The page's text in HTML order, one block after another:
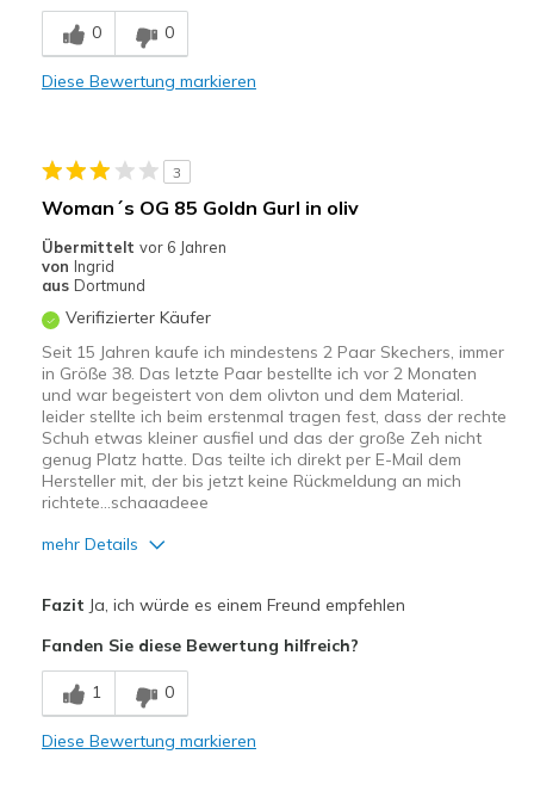
Bequem
Leicht
Geeignete Verwendung
Zum Ausgehen
Breite
Größe
Passt genau
Meine Meinung zu Schuhen
Ich liebe Schuhe
0 0
Diese Bewertung markieren
3
Woman´s OG 85 Goldn Gurl in oliv
Übermittelt vor 6 Jahren
von Ingrid
aus Dortmund
Verifizierter Käufer
Seit 15 Jahren kaufe ich mindestens 2 Paar Skechers, immer
in Größe 38. Das letzte Paar bestellte ich vor 2 Monaten
und war begeistert von dem olivton und dem Material.
leider stellte ich beim erstenmal tragen fest, dass der rechte
Schuh etwas kleiner ausfiel und das der große Zeh nicht
genug Platz hatte. Das teilte ich direkt per E-Mail dem
Hersteller mit, der bis jetzt keine Rückmeldung an mich
richtete...schaaadeee
mehr Details
Leicht
Stoßdämpfend
Fazit Ja, ich würde es einem Freund empfehlen
Fanden Sie diese Bewertung hilfreich?
1 0
Diese Bewertung markieren